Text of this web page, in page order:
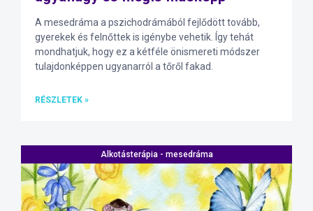
A mesedráma a pszichodrámából fejlődött tovább,
gyerekek és felnőttek is igénybe vehetik. Így tehát
mondhatjuk, hogy ez a kétféle önismereti módszer
tulajdonképpen ugyanarról a tőről fakad.
RÉSZLETEK »
Alkotásterápia - mesedráma